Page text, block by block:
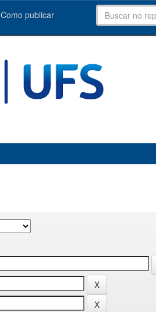
Como publicar